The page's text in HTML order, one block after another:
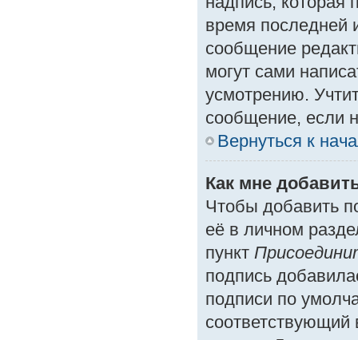
время последней
сообщение
могут сами
усмотрению.
сообщение, если
Вернуться к
Как мне
Чтобы добавить
её в личном
пункт
подпись
подписи по